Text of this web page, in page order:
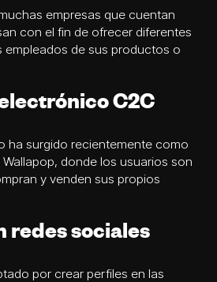
empresas que cuentan
con el fin de ofrecer diferentes
empleados de sus productos o
C2C
ha surgido recientemente como
donde los usuarios son
y venden sus propios
redes sociales
por crear perfiles en las